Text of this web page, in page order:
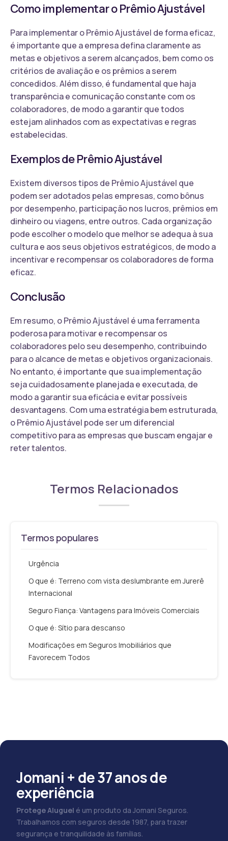
Como implementar o Prêmio Ajustável
Para implementar o Prêmio Ajustável de forma eficaz,
é importante que a empresa defina claramente as
metas e objetivos a serem alcançados, bem como os
critérios de avaliação e os prêmios a serem
concedidos. Além disso, é fundamental que haja
transparência e comunicação constante com os
colaboradores, de modo a garantir que todos
estejam alinhados com as expectativas e regras
estabelecidas.
Exemplos de Prêmio Ajustável
Existem diversos tipos de Prêmio Ajustável que
podem ser adotados pelas empresas, como bônus
por desempenho, participação nos lucros, prêmios em
dinheiro ou viagens, entre outros. Cada organização
pode escolher o modelo que melhor se adequa à sua
cultura e aos seus objetivos estratégicos, de modo a
incentivar e recompensar os colaboradores de forma
eficaz.
Conclusão
Em resumo, o Prêmio Ajustável é uma ferramenta
poderosa para motivar e recompensar os
colaboradores pelo seu desempenho, contribuindo
para o alcance de metas e objetivos organizacionais.
No entanto, é importante que sua implementação
seja cuidadosamente planejada e executada, de
modo a garantir sua eficácia e evitar possíveis
desvantagens. Com uma estratégia bem estruturada,
o Prêmio Ajustável pode ser um diferencial
competitivo para as empresas que buscam engajar e
reter talentos.
Termos Relacionados
Termos populares
Urgência
O que é: Terreno com vista deslumbrante em Jurerê
Internacional
Seguro Fiança: Vantagens para Imóveis Comerciais
O que é: Sítio para descanso
Modificações em Seguros Imobiliários que
Favorecem Todos
Jomani + de 37 anos de
experiência
Protege Aluguel é um produto da Jomani Seguros.
Trabalhamos com seguros desde 1987, para trazer
segurança e tranquilidade às famílias.